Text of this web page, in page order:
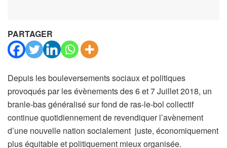
PARTAGER
Depuis les bouleversements sociaux et politiques
provoqués par les évènements des 6 et 7 Juillet 2018, un
branle-bas généralisé sur fond de ras-le-bol collectif
continue quotidiennement de revendiquer l’avènement
d’une nouvelle nation socialement juste, économiquement
plus équitable et politiquement mieux organisée.